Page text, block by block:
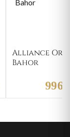
Alliance Or
Bahor
996